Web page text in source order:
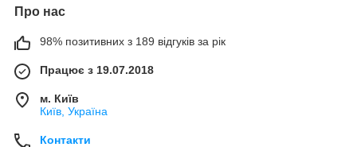
Про нас
98% позитивних з 189 відгуків за рік
Працює з 19.07.2018
м. Київ
Київ, Україна
Контакти